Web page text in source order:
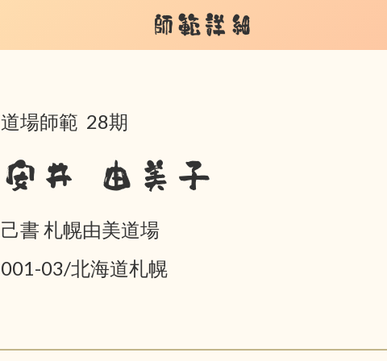
師範詳細
道場師範 28期
安井 由美子
己書 札幌由美道場
001-03/北海道札幌